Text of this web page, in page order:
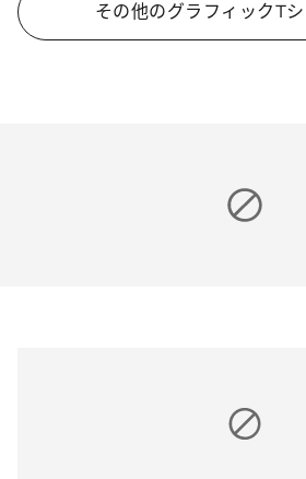
その他のグラフィックT